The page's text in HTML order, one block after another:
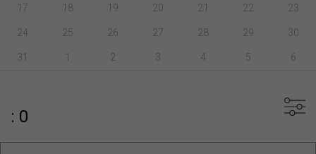
17 18 19 20 21 22 23
24 25 26 27 28 29 30
31 1 2 3 4 5 6
: 0